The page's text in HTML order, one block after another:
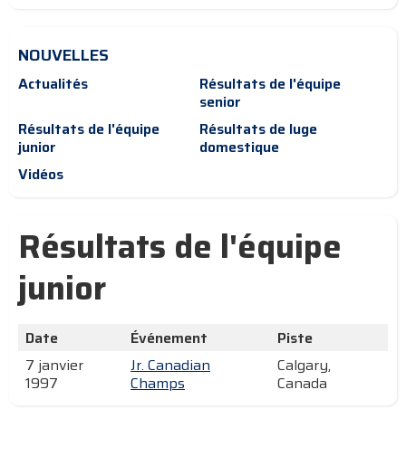
NOUVELLES
Actualités
Résultats de l'équipe
senior
Résultats de l'équipe
junior
Résultats de luge
domestique
Vidéos
Résultats de l'équipe
junior
Date Événement
Piste
7 janvier
1997
Jr. Canadian
Champs
Calgary,
Canada